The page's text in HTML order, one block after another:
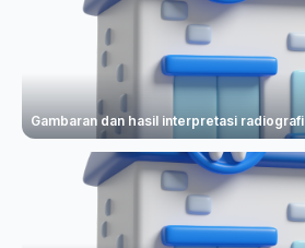
Gambaran dan hasil interpretasi radiografi